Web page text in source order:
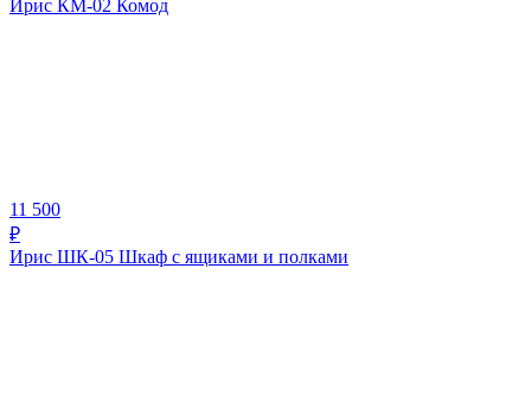
Ирис КМ-02 Комод
11 500
₽
Ирис ШК-05 Шкаф с ящиками и полками